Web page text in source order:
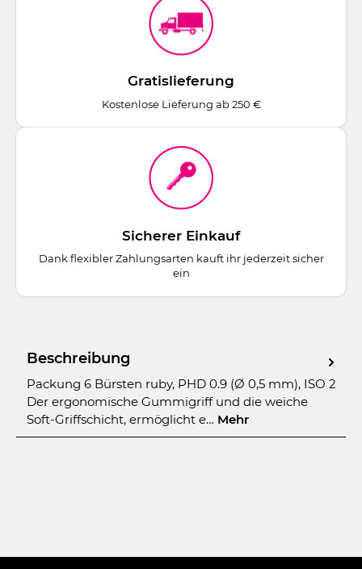
Gratislieferung
Kostenlose Lieferung ab 250 €
Sicherer Einkauf
Dank flexibler Zahlungsarten kauft ihr jederzeit sicher
ein
Beschreibung
Packung 6 Bürsten ruby, PHD 0.9 (Ø 0,5 mm), ISO 2
Der ergonomische Gummigriff und die weiche
Soft-Griffschicht, ermöglicht e… Mehr